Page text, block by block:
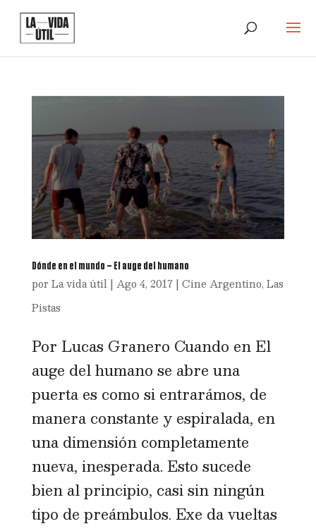
Dónde en el mundo – El auge del humano
por La vida útil| Ago 4, 2017| Cine Argentino, Las
Pistas
Por Lucas Granero Cuando en El
auge del humano se abre una
puerta es como si entrarámos, de
manera constante y espiralada, en
una dimensión completamente
nueva, inesperada. Esto sucede
bien al principio, casi sin ningún
tipo de preámbulos. Exe da vueltas